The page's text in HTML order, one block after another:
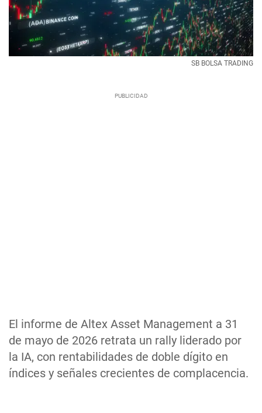
El informe de Altex Asset Management a 31
de mayo de 2026 retrata un rally liderado por
la IA, con rentabilidades de doble dígito en
índices y señales crecientes de complacencia.
SB BOLSA TRADING